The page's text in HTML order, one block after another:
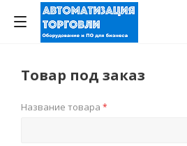
Товар под заказ
Название товара *